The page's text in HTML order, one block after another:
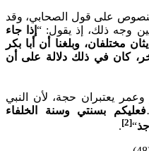
على قول الصحابي، وقد
ذلك، إذ يقول: “إذا جاء
وبلغنا أن أبا بكر
في ذلك دلالة على أن
حجة، لأن النبي
بسنتي وسنة الخلفاء
.